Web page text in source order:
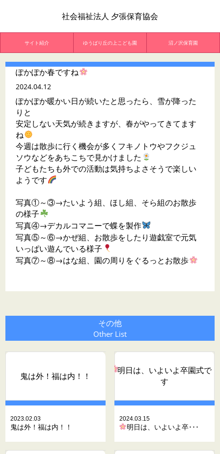
社会福祉法人 夕張保育協会
サイト紹介 ゆうばり丘の上こども園 沼ノ沢保育園
ぽかぽか春ですね
2024.04.12
ぽかぽか暖かい日が続いたと思ったら、雪が降った
りと
安定しない天気が続きますが、春がやってきてます
ね
今週は散歩に行く機会が多くフキノトウやフクジュ
ソウなどをあちこちで見かけました
子どもたちも外での活動は気持ちよさそうで楽しい
ようです
写真①～③→たいよう組、ほし組、そら組のお散歩
の様子
写真④→デカルコマニーで蝶を製作
写真⑤～⑥→かぜ組、お散歩をしたり遊戯室で元気
いっぱい遊んでいる様子
写真⑦～⑧→はな組、園の周りをぐるっとお散歩
その他
Other List
鬼は外！福は内！！
2023.02.03
鬼は外！福は内！！
明日は、いよいよ卒園式で
す
2024.03.15
明日は、いよいよ卒･･･